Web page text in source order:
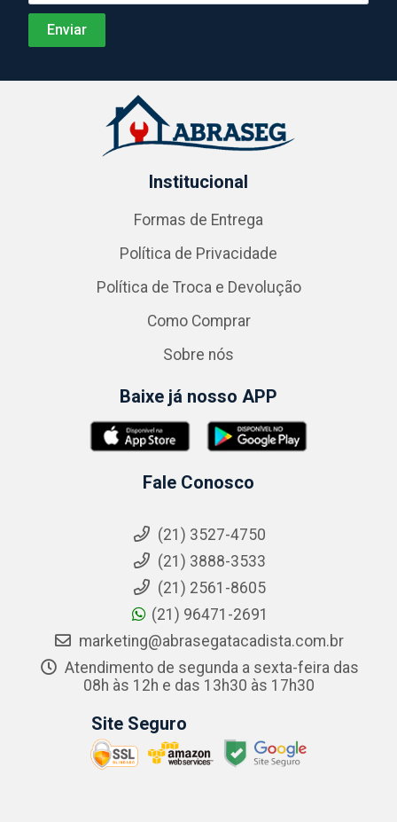
Institucional
Formas de Entrega
Política de Privacidade
Política de Troca e Devolução
Como Comprar
Sobre nós
Baixe já nosso APP
Fale Conosco
(21) 3527-4750
(21) 3888-3533
(21) 2561-8605
(21) 96471-2691
marketing@abrasegatacadista.com.br
Atendimento de segunda a sexta-feira das
08h às 12h e das 13h30 às 17h30
Site Seguro